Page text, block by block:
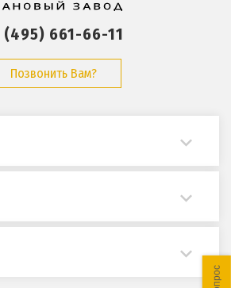
(495) 661-66-11
Позвонить Вам?